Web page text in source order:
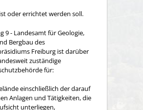
oder errichtet werden soll.
9 - Landesamt für Geologie,
Bergbau des
Freiburg ist darüber
zuständige
für:
einschließlich der darauf
Anlagen und Tätigkeiten, die
unterliegen,